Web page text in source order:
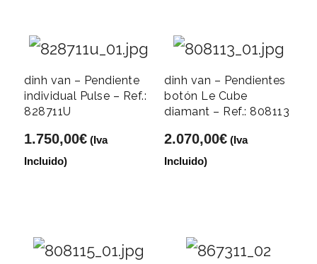
dinh van – Pendiente
individual Pulse – Ref.:
828711U
1.750,00€ (Iva
Incluido)
dinh van – Pendientes
botón Le Cube
diamant – Ref.: 808113
2.070,00€ (Iva
Incluido)